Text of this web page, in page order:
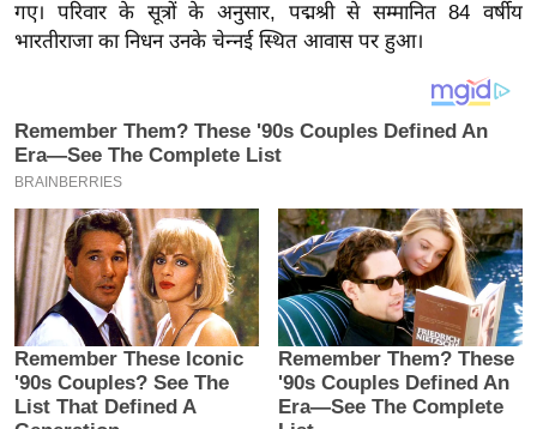
ब
ज
खे
ल
क्रि
के
ट
I
P
L
2
0
गए। परिवार के सूत्रों के अनुसार, पद्मश्री से सम्मानित 84 वर्षीय
भारतीराजा का निधन उनके चेन्नई स्थित आवास पर हुआ।